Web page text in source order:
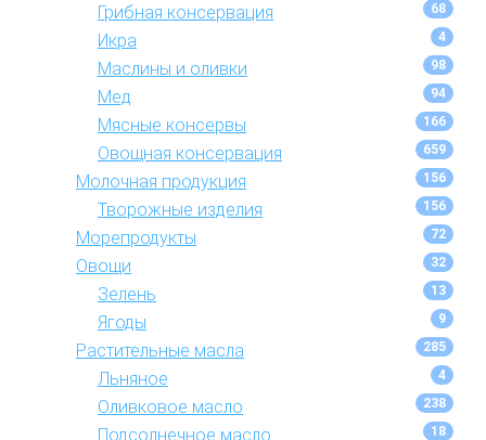
Грибная консервация 68
Икра 4
Маслины и оливки 98
Мед 94
Мясные консервы 166
Овощная консервация 659
Молочная продукция 156
Творожные изделия 156
Морепродукты 72
Овощи 32
Зелень 13
Ягоды 9
Растительные масла 285
Льняное 4
Оливковое масло 238
Подсолнечное масло 18